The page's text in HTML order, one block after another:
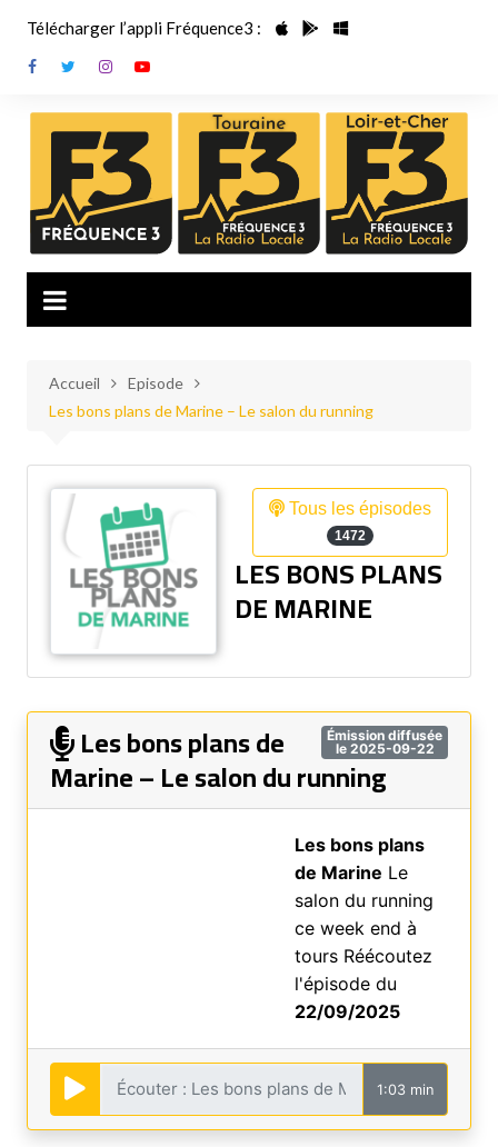
contenu
Télécharger l’appli Fréquence3 :
Accueil
Episode
Les bons plans de Marine – Le salon du running
Tous les épisodes
1472
LES BONS PLANS
DE MARINE
Émission diffusée
le 2025-09-22
Les bons plans de
Marine – Le salon du running
Les bons plans
de Marine Le
salon du running
ce week end à
tours Réécoutez
l'épisode du
22/09/2025
1:03 min